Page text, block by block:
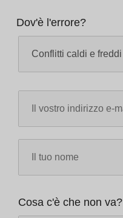
Dov'è l'errore?
Cosa c'è che non va?